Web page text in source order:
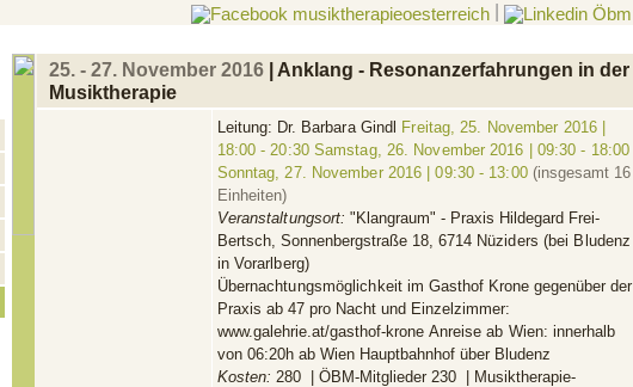
|
25. - 27. November 2016 | Anklang - Resonanzerfahrungen in der
Musiktherapie
Leitung: Dr. Barbara Gindl
Freitag, 25. November 2016 |
18:00 - 20:30 Samstag, 26. November 2016 | 09:30 - 18:00
Sonntag, 27. November 2016 | 09:30 - 13:00 (insgesamt 16
Einheiten)
Veranstaltungsort: "Klangraum" - Praxis Hildegard Frei-
Bertsch, Sonnenbergstraße 18, 6714 Nüziders (bei Bludenz
in Vorarlberg)
Übernachtungsmöglichkeitim Gasthof Krone gegenüber der
Praxis ab 47 pro Nacht und Einzelzimmer:
www.galehrie.at/gasthof-krone Anreise ab Wien:innerhalb
von 06:20h ab Wien Hauptbahnhof über Bludenz
Kosten: 280  | ÖBM-Mitglieder 230  | Musiktherapie-